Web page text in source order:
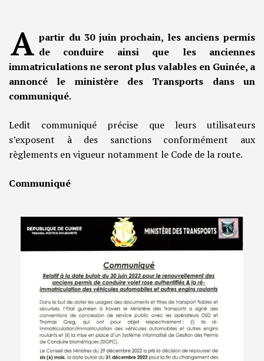
A partir du 30 juin prochain, les anciens permis
de conduire ainsi que les anciennes
immatriculations ne seront plus valables en Guinée, a
annoncé le ministère des Transports dans un
communiqué.
Ledit communiqué précise que leurs utilisateurs
s’exposent à des sanctions conformément aux
règlements en vigueur notamment le Code de la route.
Communiqué